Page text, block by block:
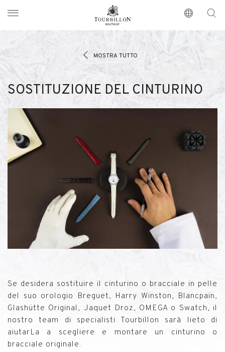
https://www.tourbillon.com/it
MOSTRA TUTTO
SOSTITUZIONE DEL CINTURINO
Se desidera sostituire il cinturino o bracciale in pelle
del suo orologio Breguet, Harry Winston, Blancpain,
Glashütte Original, Jaquet Droz, OMEGA o Swatch, il
nostro team di specialisti Tourbillon sarà lieto di
aiutarLa a scegliere e montare un cinturino o
bracciale originale.